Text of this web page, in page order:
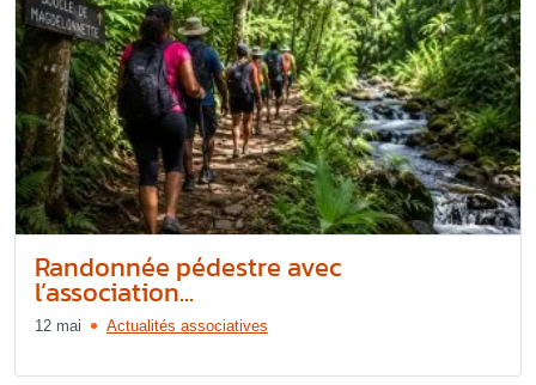
Randonnée pédestre avec
l’association...
12 mai Actualités associatives